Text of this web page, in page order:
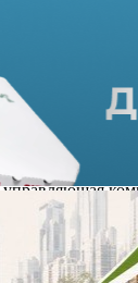
продуктовый
бьюти-
и